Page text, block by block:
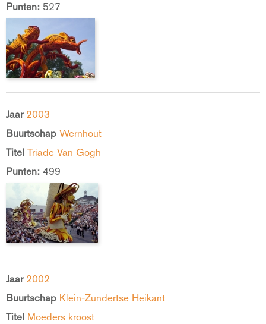
Punten: 527
Jaar 2003
Buurtschap Wernhout
Titel Triade Van Gogh
Punten: 499
Jaar 2002
Buurtschap Klein-Zundertse Heikant
Titel Moeders kroost